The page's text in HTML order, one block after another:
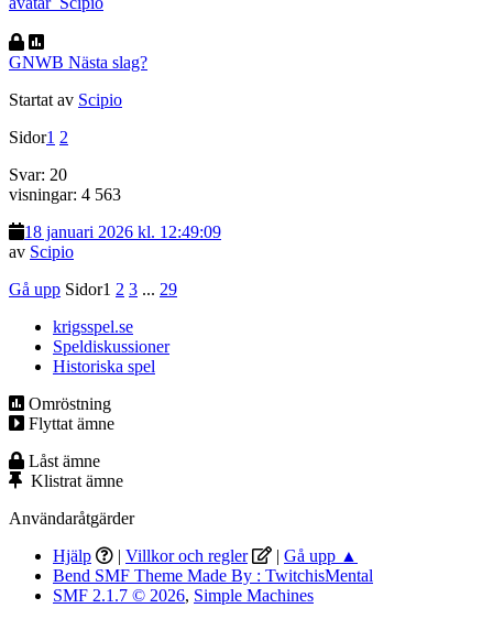
GNWB Nästa slag?
Startat av Scipio
Sidor1 2
Svar: 20
visningar: 4 563
18 januari 2026 kl. 12:49:09
av Scipio
Gå upp Sidor1 2 3 ... 29
krigsspel.se
Speldiskussioner
Historiska spel
Omröstning
Flyttat ämne
Låst ämne
Klistrat ämne
Användaråtgärder
Hjälp
| Villkor och regler | Gå upp ▲
Bend SMF Theme Made By : TwitchisMental
SMF 2.1.7 © 2026, Simple Machines